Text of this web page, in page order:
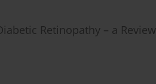
Retinopathy – a Review